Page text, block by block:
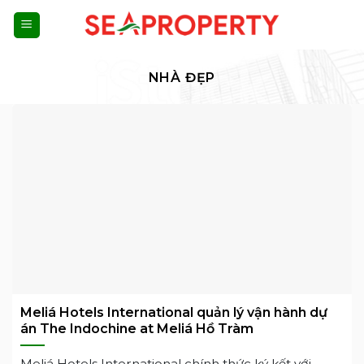
Bỏ
qua
NHÀ ĐẸP
Meliá Hotels International quản lý vận hành dự
án The Indochine at Meliá Hồ Tràm